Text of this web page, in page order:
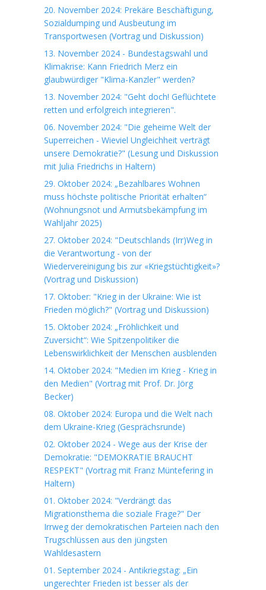
20. November 2024: Prekäre Beschäftigung,
Sozialdumping und Ausbeutung im
Transportwesen (Vortrag und Diskussion)
13. November 2024 - Bundestagswahl und
Klimakrise: Kann Friedrich Merz ein
glaubwürdiger "Klima-Kanzler" werden?
13. November 2024: "Geht doch! Geflüchtete
retten und erfolgreich integrieren".
06. November 2024: "Die geheime Welt der
Superreichen - Wieviel Ungleichheit verträgt
unsere Demokratie?" (Lesung und Diskussion
mit Julia Friedrichs in Haltern)
29. Oktober 2024: „Bezahlbares Wohnen
muss höchste politische Priorität erhalten“
(Wohnungsnot und Armutsbekämpfung im
Wahljahr 2025)
27. Oktober 2024: "Deutschlands (Irr)Weg in
die Verantwortung - von der
Wiedervereinigung bis zur «Kriegstüchtigkeit»?
(Vortrag und Diskussion)
17. Oktober: "Krieg in der Ukraine: Wie ist
Frieden möglich?" (Vortrag und Diskussion)
15. Oktober 2024: „Fröhlichkeit und
Zuversicht“: Wie Spitzenpolitiker die
Lebenswirklichkeit der Menschen ausblenden
14. Oktober 2024: "Medien im Krieg - Krieg in
den Medien" (Vortrag mit Prof. Dr. Jörg
Becker)
08. Oktober 2024: Europa und die Welt nach
dem Ukraine-Krieg (Gesprächsrunde)
02. Oktober 2024 - Wege aus der Krise der
Demokratie: "DEMOKRATIE BRAUCHT
RESPEKT" (Vortrag mit Franz Müntefering in
Haltern)
01. Oktober 2024: "Verdrängt das
Migrationsthema die soziale Frage?" Der
Irrweg der demokratischen Parteien nach den
Trugschlüssen aus den jüngsten
Wahldesastern
01. September 2024 - Antikriegstag: „Ein
ungerechter Frieden ist besser als der